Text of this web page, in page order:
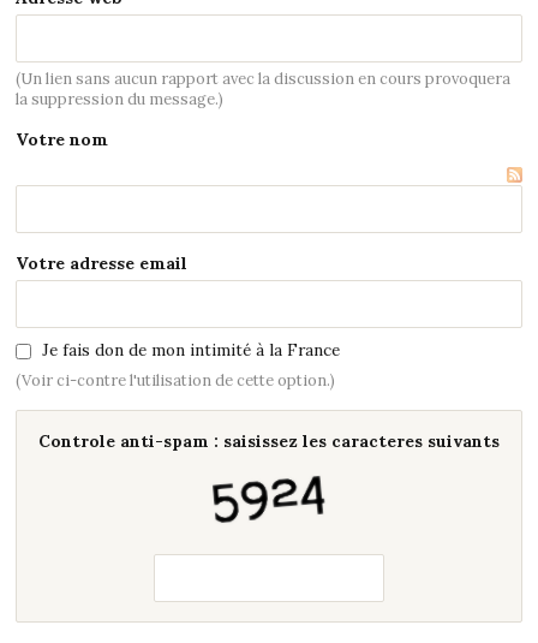
(Un lien sans aucun rapport avec la discussion en cours provoquera
la suppression du message.)
Votre nom
Votre adresse email
Je fais don de mon intimité à la France
(Voir ci-contre l'utilisation de cette option.)
Controle anti-spam : saisissez les caracteres suivants